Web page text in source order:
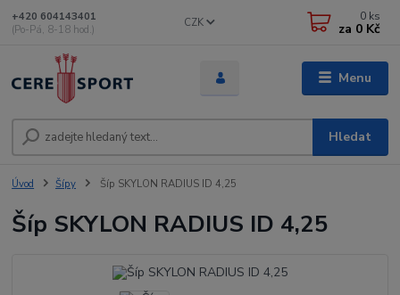
Menu
CZK
Hledat
+420 604143401
(Po-Pá, 8-18 hod.)
0 ks
za 0 Kč
Úvod Šípy Šíp SKYLON RADIUS ID 4,25
Šíp SKYLON RADIUS ID 4,25